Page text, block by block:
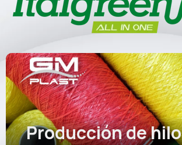
Producción de hilo